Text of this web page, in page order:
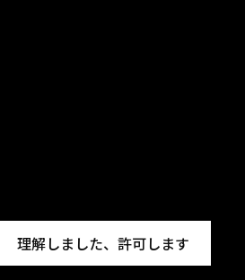
理解しました、許可します